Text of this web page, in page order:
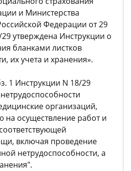
и Министерства
Федерации от 29
утверждена Инструкции о
бланками листков
их учета и хранения».
1 Инструкции N 18/29
организаций,
осуществление работ и
включая проведение
нетрудоспособности, а